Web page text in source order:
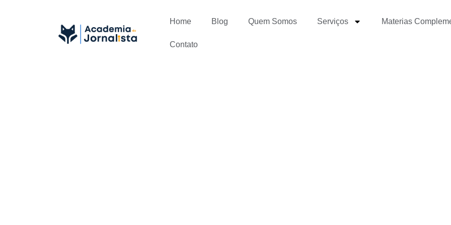
Home Blog Quem Somos Serviços Materias
Contato